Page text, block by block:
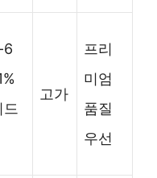
6
고가
프리
미엄
품질
우선